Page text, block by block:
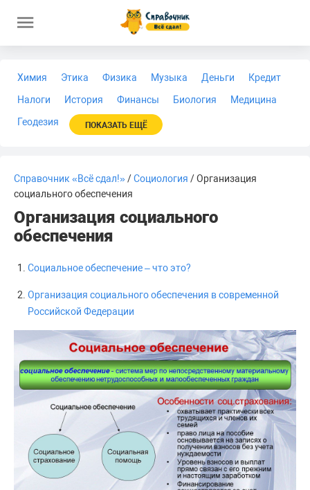
Химия Этика Физика Музыка Деньги
Кредит
Налоги
История Финансы Биология
Медицина
Геодезия
ПОКАЗАТЬ ЕЩЁ
Справочник «Всё сдал!»/Социология / Организация
социального обеспечения
Организация социального
обеспечения
Социальное обеспечение – что это?
Организация социального обеспечения в современной
Российской Федерации